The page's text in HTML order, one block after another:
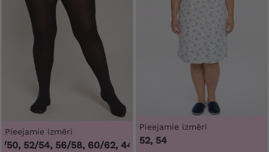
Pieejamie izmēri
52/54, 56/58, 60/62,44/46, 48/50, 52/54, 56/58, 60/62
Pieejamie izmēri
52, 54